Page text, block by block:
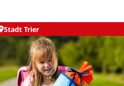
Stadt Trier